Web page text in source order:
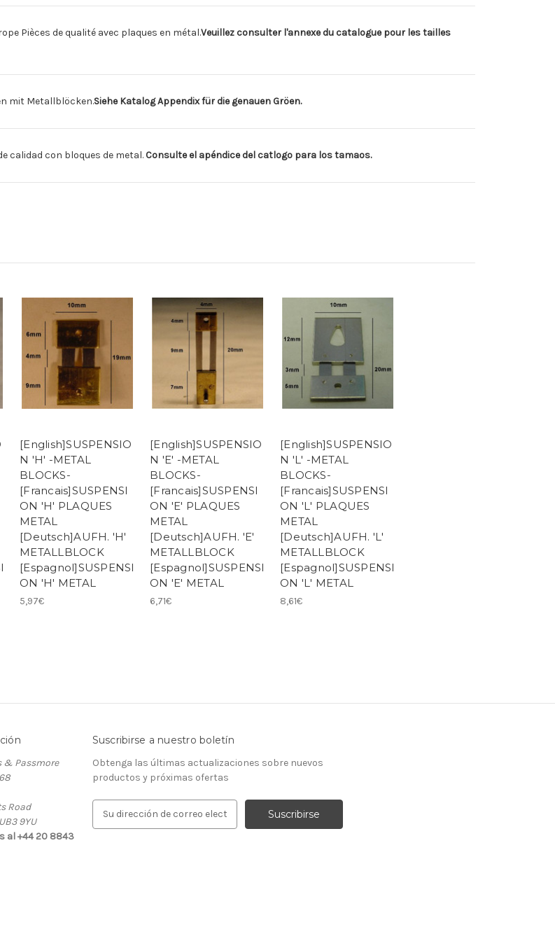
Pièces de qualité avec plaques en métal.Veuillez consulter l'annexe du catalogue pour les tailles
mit Metallblöcken.Siehe Katalog Appendix für die genauen Gröen.
de calidad con bloques de metal. Consulte el apéndice del catlogo para los tamaos.
[English]SUSPENSIO
N 'H' -METAL
BLOCKS-
[Francais]SUSPENSI
ON 'H' PLAQUES
METAL
[Deutsch]AUFH. 'H'
METALLBLOCK
[Espagnol]SUSPENSI
ON 'H' METAL
5,97€
[English]SUSPENSIO
N 'E' -METAL
BLOCKS-
[Francais]SUSPENSI
ON 'E' PLAQUES
METAL
[Deutsch]AUFH. 'E'
METALLBLOCK
[Espagnol]SUSPENSI
ON 'E' METAL
6,71€
[English]SUSPENSIO
N 'L' -METAL
BLOCKS-
[Francais]SUSPENSI
ON 'L' PLAQUES
METAL
[Deutsch]AUFH. 'L'
METALLBLOCK
[Espagnol]SUSPENSI
ON 'L' METAL
8,61€
& Passmore
Road
9YU
al +44 20 8843
Suscribirse a nuestro boletín
Obtenga las últimas actualizaciones sobre nuevos
productos y próximas ofertas